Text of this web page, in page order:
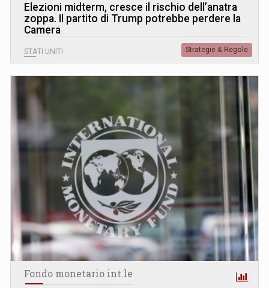
Elezioni midterm, cresce il rischio dell’anatra
zoppa. Il partito di Trump potrebbe perdere la
Camera
STATI UNITI Strategie & Regole
Fondo monetario int.le